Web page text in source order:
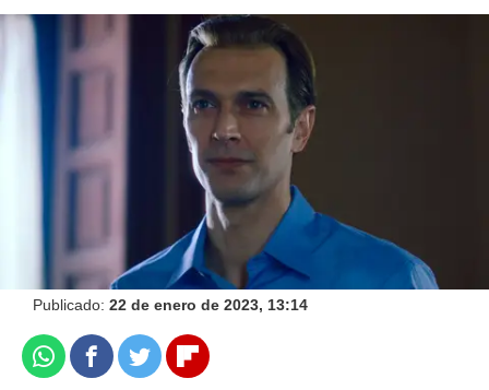
Disfruta del tercer capítulo de 'Cristo y Rey' en
ATRESplayer PREMIUM
Celia Gil
Publicado: 22 de enero de 2023, 13:14
WhatsappFacebook
TwitterFlipboard